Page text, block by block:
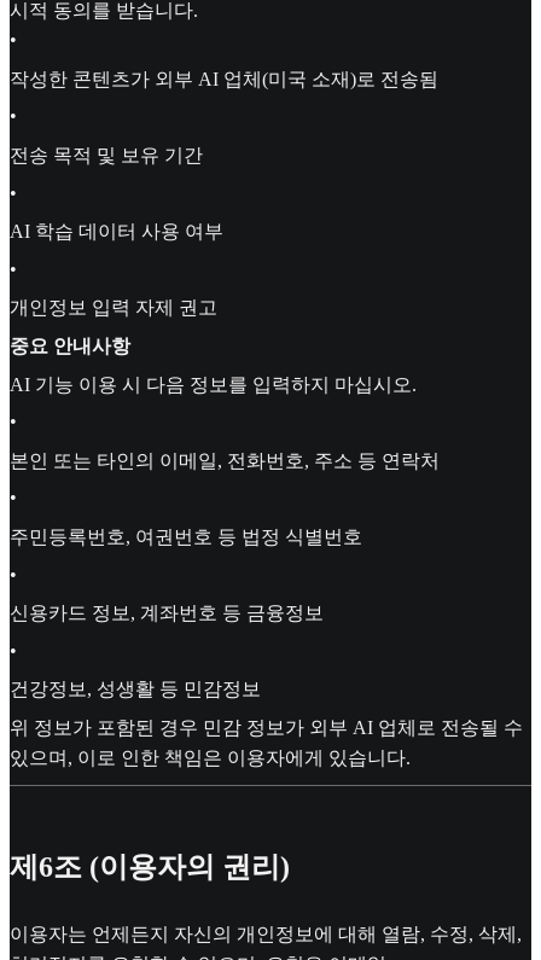
시적 동의를 받습니다.
•
작성한 콘텐츠가 외부 AI 업체(미국 소재)로 전송됨
•
전송 목적 및 보유 기간
•
AI 학습 데이터 사용 여부
•
개인정보 입력 자제 권고
중요 안내사항
AI 기능 이용 시 다음 정보를 입력하지 마십시오.
•
본인 또는 타인의 이메일, 전화번호, 주소 등 연락처
•
주민등록번호, 여권번호 등 법정 식별번호
•
신용카드 정보, 계좌번호 등 금융정보
•
건강정보, 성생활 등 민감정보
위 정보가 포함된 경우 민감 정보가 외부 AI 업체로 전송될 수
있으며, 이로 인한 책임은 이용자에게 있습니다.
제6조 (이용자의 권리)
이용자는 언제든지 자신의 개인정보에 대해 열람, 수정, 삭제,